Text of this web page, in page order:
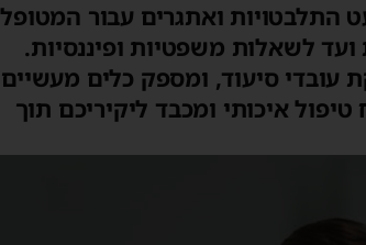
התלבטויות ואתגרים עבור המטופל
לשאלות משפטיות ופיננסיות.
סיעוד, ומספק כלים מעשיים
איכותי ומכבד ליקיריכם תוך